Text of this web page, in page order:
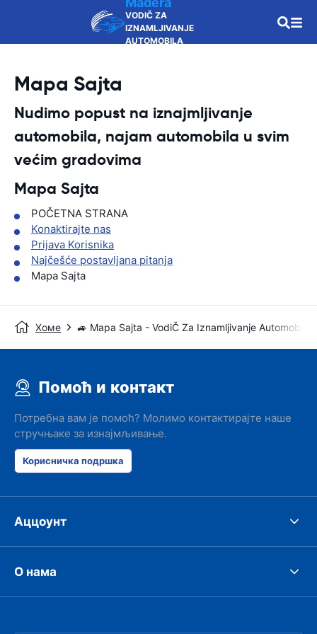
VODIČ ZA
IZNAMLJIVANJE
AUTOMOBILA
Mapa Sajta
Nudimo popust na iznajmljivanje
automobila, najam automobila u svim
većim gradovima
Mapa Sajta
POČETNA STRANA
Konaktirajte nas
Prijava Korisnika
Najčešće postavljana pitanja
Mapa Sajta
Хоме 🚙 Mapa Sajta - VodiČ Za Iznamljivanje Automobila
Помоћ и контакт
Потребна вам је помоћ? Молимо контактирајте наше
стручњаке за изнајмљивање.
Корисничка подршка
Аццоунт
О нама